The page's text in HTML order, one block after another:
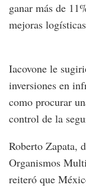
ganar más de
mejoras
Iacovone le
inversiones en
como procurar
control de la
Roberto Zapata,
Organismos
reiteró que